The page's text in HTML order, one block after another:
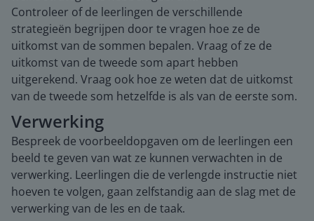
Controleer of de leerlingen de verschillende
strategieën begrijpen door te vragen hoe ze de
uitkomst van de sommen bepalen. Vraag of ze de
uitkomst van de tweede som apart hebben
uitgerekend. Vraag ook hoe ze weten dat de uitkomst
van de tweede som hetzelfde is als van de eerste som.
Verwerking
Bespreek de voorbeeldopgaven om de leerlingen een
beeld te geven van wat ze kunnen verwachten in de
verwerking. Leerlingen die de verlengde instructie niet
hoeven te volgen, gaan zelfstandig aan de slag met de
verwerking van de les en de taak.